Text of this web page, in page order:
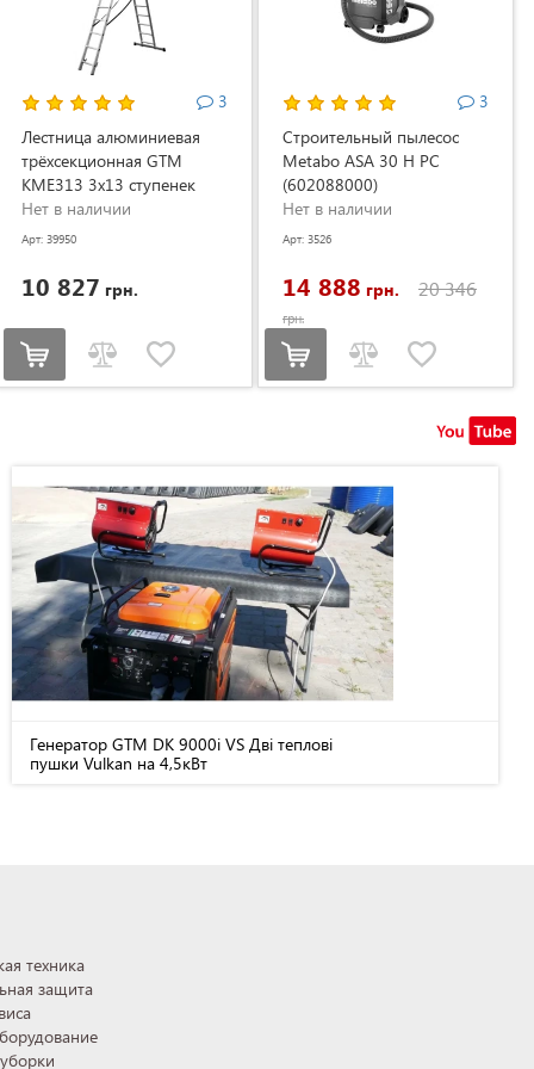
3
Лестница алюминиевая
трёхсекционная GTM
KME313 3x13 ступенек
3.53-8.93м (KME313)
Нет в наличии
Арт: 39950
10 827 грн.
3
Строительный пылесос
Metabo ASA 30 H PC
(602088000)
Нет в наличии
Арт: 3526
14 888 грн. 20 346
грн.
Генератор GTM DK 9000i VS Дві теплові
пушки Vulkan на 4,5кВт
техника
защита